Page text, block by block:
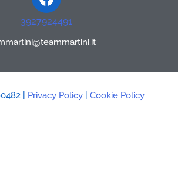
3927924491
| Privacy Policy| Cookie Policy